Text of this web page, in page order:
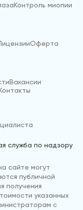
Контроль миопии
Оферта
Вакансии
служба по надзору
сайте могут
публичной
получения
указанных
с